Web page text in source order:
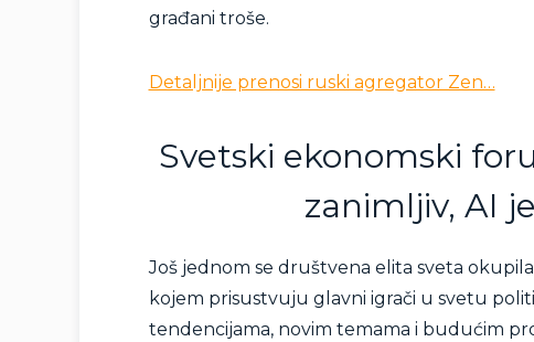
građani troše.
Detaljnije prenosi ruski agregator Zen…
Svetski ekonomski
zanimljiv, AI
Još jednom se društvena elita sveta
kojem prisustvuju glavni igrači u svetu
tendencijama, novim temama i budućim